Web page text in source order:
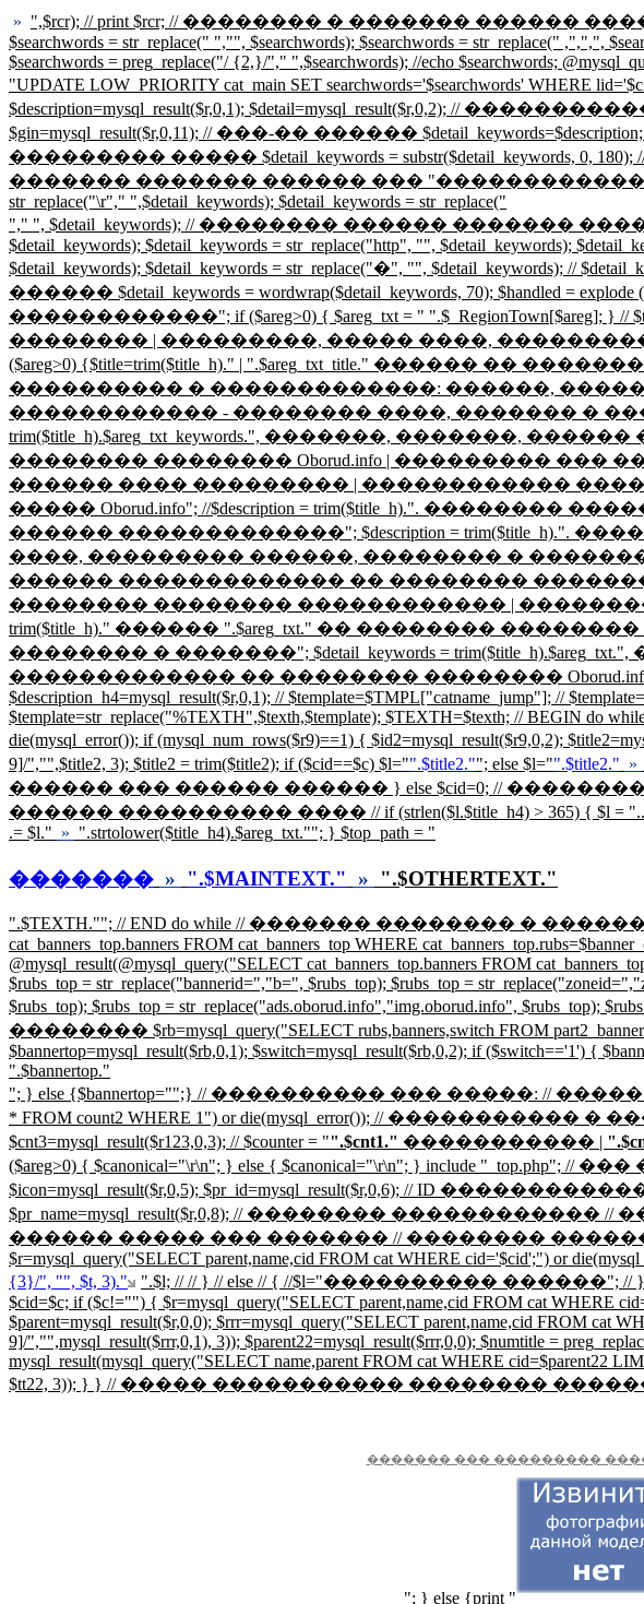
» ",$rcr); // print $rcr; // �������� � ������� ������ ���� ��
$searchwords = str_replace(" ","", $searchwords); $searchwords = str_replace(" ,",",",
$searchwords = preg_replace("/ {2,}/"," ",$searchwords); //echo $searchwords;
"UPDATE LOW_PRIORITY cat_main SET searchwords='$searchwords'
$description=mysql_result($r,0,1); $detail=mysql_result($r,0,2); //
$gin=mysql_result($r,0,11); // ���-�� ������
��������� ����� $detail_keywords = substr($detail_keywords, 0, 180);
������� ������� ������ ��� "������������" �������.
str_replace("\r"," ",$detail_keywords); $detail_keywords = str_replace("
"," ", $detail_keywords); // �������� ������ ������� �����
$detail_keywords); $detail_keywords = str_replace("http", "", $detail_keywords);
$detail_keywords); $detail_keywords = str_replace("�", "", $detail_keywords); //
������ $detail_keywords = wordwrap($detail_keywords, 70); $handled =
������������"; if ($areg>0) { $areg_txt = "
�������� | ���������, ����� ����,
($areg>0) {$title=trim($title_h)." | ".$areg_txt_title."
���������� � �������������: ������,
������������ - �������� ����, ������� �
trim($title_h).$areg_txt_keywords.", �������, �������,
�������� �������� Oborud.info | ��������� ���
������ ���� ��������� | ������������
����� Oborud.info"; //$description = trim($title_h).".
������ �������������"; $description =
����, ��������� ������, �������� � �������";
������ ������������� �� �������� ��������
�������� �������� ������������ |
trim($title_h)." ������ ".$areg_txt." �� ��������
�������� � �������"; $detail_keywords =
������������� �� �������� �������� Oborud.info"; } //
$description_h4=mysql_result($r,0,1); // $template=$TMPL["catname_jump"]; //
$template=str_replace("%TEXTH",$texth,$template); $TEXTH=$texth; // BEGIN do
die(mysql_error()); if (mysql_num_rows($r9)==1) {
9]/","",$title2, 3); $title2 = trim($title2); if ($cid==$c) $l="".$title2.""; else $l="".$title2." »
������ ��� ������ ������ } else $cid=0; //
������ ���������� ���� // if (strlen($l.$title_h4) > 365) { $l = "
.= $l." » ".strtolower($title_h4).$areg_txt.""; } $top_path = "
������� » ".$MAINTEXT." » ".$OTHERTEXT."
".$TEXTH.""; // END do while // ������� �������� �
cat_banners_top.banners FROM cat_banners_top WHERE
@mysql_result(@mysql_query("SELECT cat_banners_top.banners FROM
$rubs_top = str_replace("bannerid=","b=", $rubs_top); $rubs_top =
$rubs_top); $rubs_top = str_replace("ads.oborud.info","img.oborud.info",
�������� $rb=mysql_query("SELECT rubs,banners,switch FROM part2_banners
$bannertop=mysql_result($rb,0,1); $switch=mysql_result($rb,0,2); if ($switch=='1') {
".$bannertop."
"; } else {$bannertop="";} // ���������� ��� �����: //
* FROM count2 WHERE 1") or die(mysql_error()); //
$cnt3=mysql_result($r123,0,3); // $counter = "".$cnt1." ����������� |
($areg>0) { $canonical="\r\n"; } else { $canonical="\r\n"; } include "_top.php"; //
$icon=mysql_result($r,0,5); $pr_id=mysql_result($r,0,6); // ID
$pr_name=mysql_result($r,0,8); // �������� ������������ //
������ ����� ��� ������� // �������� ��������
$r=mysql_query("SELECT parent,name,cid FROM cat WHERE cid='$cid';") or
{3}/", "", $t, 3)."
".$l; // // } // else // { //$l="����������
$cid=$c; if ($c!="") { $r=mysql_query("SELECT parent,name,cid FROM cat WHERE
$parent=mysql_result($r,0,0); $rrr=mysql_query("SELECT parent,name,cid FROM cat
9]/","",mysql_result($rrr,0,1), 3)); $parent22=mysql_result($rrr,0,0); $numtitle =
mysql_result(mysql_query("SELECT name,parent FROM cat WHERE cid=$parent22
$tt22, 3)); } } // ����� ����������� ��������
������� ��� ���������
"; } else {print "